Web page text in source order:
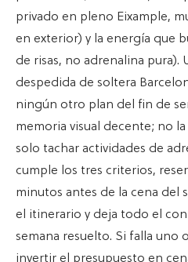
privado en pleno Eixample,
en exterior) y la energía que
de risas, no adrenalina pura).
despedida de soltera
ningún otro plan del fin de
memoria visual decente; no
solo tachar actividades de
cumple los tres criterios,
minutos antes de la cena del
el itinerario y deja todo el
semana resuelto. Si falla uno
invertir el presupuesto en